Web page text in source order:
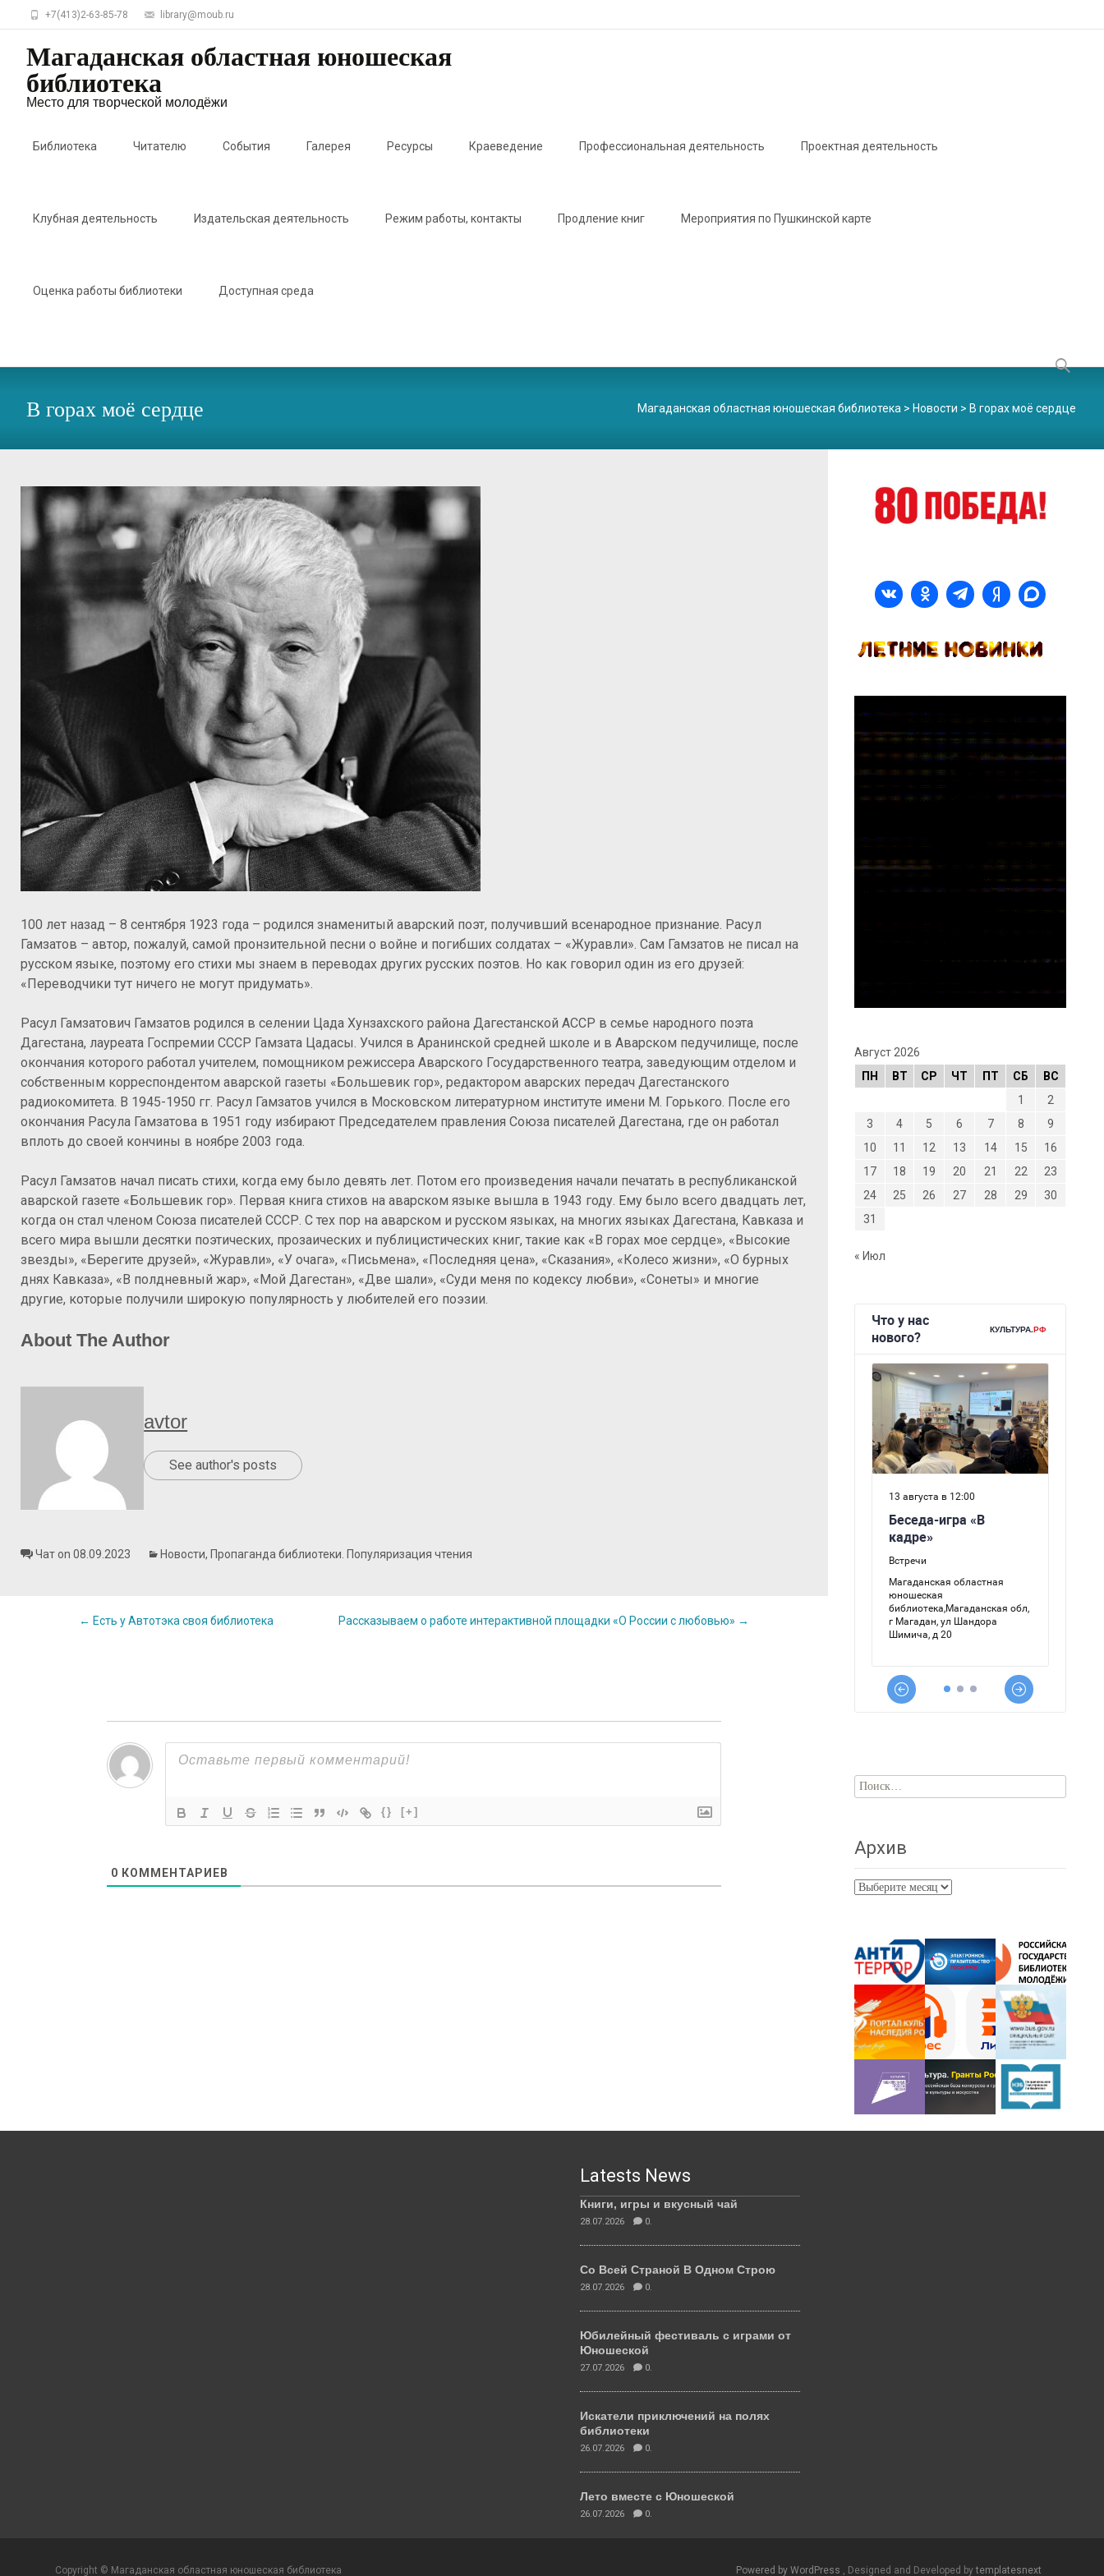
+7(413)2-63-85-78 library@moub.ru
Магаданская областная юношеская
библиотека
Место для творческой молодёжи
Библиотека Читателю События Галерея Ресурсы Краеведение Профессиональная деятельность Проектная деятельность
Клубная деятельность Издательская деятельность Режим работы, контакты Продление книг Мероприятия по Пушкинской карте
Оценка работы библиотеки Доступная среда
Найти:
В горах моё сердце Магаданская областная юношеская библиотека > Новости > В горах моё сердце
100 лет назад – 8 сентября 1923 года – родился знаменитый аварский поэт, получивший всенародное признание. Расул
Гамзатов – автор, пожалуй, самой пронзительной песни о войне и погибших солдатах – «Журавли». Сам Гамзатов не писал на
русском языке, поэтому его стихи мы знаем в переводах других русских поэтов. Но как говорил один из его друзей:
«Переводчики тут ничего не могут придумать».
Расул Гамзатович Гамзатов родился в селении Цада Хунзахского района Дагестанской АССР в семье народного поэта
Дагестана, лауреата Госпремии СССР Гамзата Цадасы. Учился в Аранинской средней школе и в Аварском педучилище, после
окончания которого работал учителем, помощником режиссера Аварского Государственного театра, заведующим отделом и
собственным корреспондентом аварской газеты «Большевик гор», редактором аварских передач Дагестанского
радиокомитета. В 1945-1950 гг. Расул Гамзатов учился в Московском литературном институте имени М. Горького. После его
окончания Расула Гамзатова в 1951 году избирают Председателем правления Союза писателей Дагестана, где он работал
вплоть до своей кончины в ноябре 2003 года.
Расул Гамзатов начал писать стихи, когда ему было девять лет. Потом его произведения начали печатать в республиканской
аварской газете «Большевик гор». Первая книга стихов на аварском языке вышла в 1943 году. Ему было всего двадцать лет,
когда он стал членом Союза писателей СССР. С тех пор на аварском и русском языках, на многих языках Дагестана, Кавказа и
всего мира вышли десятки поэтических, прозаических и публицистических книг, такие как «В горах мое сердце», «Высокие
звезды», «Берегите друзей», «Журавли», «У очага», «Письмена», «Последняя цена», «Сказания», «Колесо жизни», «О бурных
днях Кавказа», «В полдневный жар», «Мой Дагестан», «Две шали», «Суди меня по кодексу любви», «Сонеты» и многие
другие, которые получили широкую популярность у любителей его поэзии.
About The Author
avtor
See author's posts
Чат on 08.09.2023 Новости, Пропаганда библиотеки. Популяризация чтения
Post
← Есть у Автотэка своя библиотека Рассказываем о работе интерактивной площадки «О России с любовью» →
{} [+]
0 КОММЕНТАРИЕВ
Август 2026
ПН
ВТ СР ЧТ ПТ СБ
ВС
1
2
3
4 5 6 7 8
9
10
11 12 13 14 15
16
17
18 19 20 21 22
23
24
25 26 27 28 29
30
31
« Июл
Найти:
Архив
Архив
Latests News
Книги, игры и вкусный чай
28.07.2026 0.
Со Всей Страной В Одном Строю
28.07.2026 0.
Юбилейный фестиваль с играми от
Юношеской
27.07.2026 0.
Искатели приключений на полях
библиотеки
26.07.2026 0.
Лето вместе с Юношеской
26.07.2026 0.
Copyright © Магаданская областная юношеская библиотека Powered by WordPress , Designed and Developed bytemplatesnext